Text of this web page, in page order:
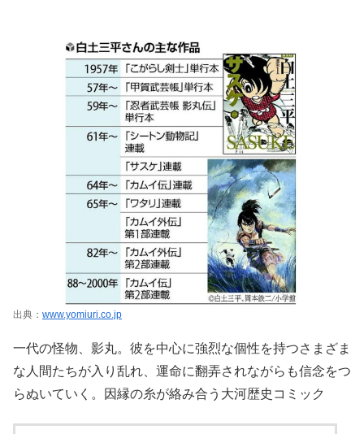
出典： www.yomiuri.co.jp
一代の怪物、影丸。彼を中心に強烈な個性を持つさまざま
な人間たちが入り乱れ、運命に翻弄されながらも信念をつ
らぬいていく。因縁の糸が絡み合う大河歴史コミック